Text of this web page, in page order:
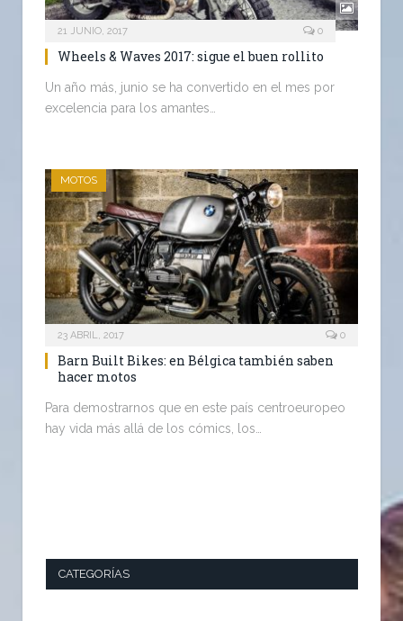
21 JUNIO, 2017 0
Wheels & Waves 2017: sigue el buen rollito
Un año más, junio se ha convertido en el mes por
excelencia para los amantes…
MOTOS
23 ABRIL, 2017 0
Barn Built Bikes: en Bélgica también saben
hacer motos
Para demostrarnos que en este país centroeuropeo
hay vida más allá de los cómics, los…
CATEGORÍAS